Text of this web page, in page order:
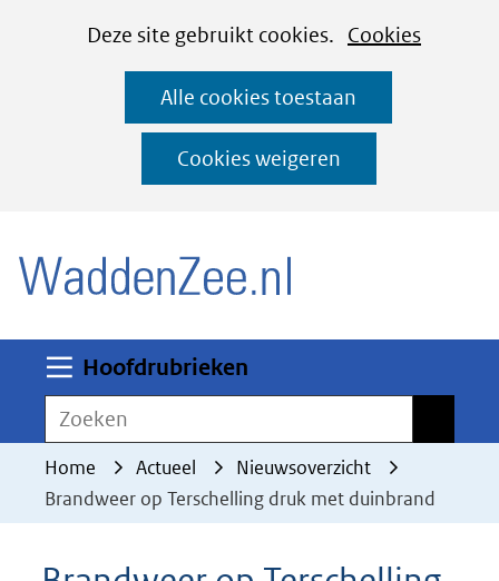
CookiesDeze site gebruikt cookies. Cookies
deze
worden
toegestaan
geweigerd.
Alle cookies toestaan
Cookies weigeren
Ga
naar
de
inhoud
Hoofdrubrieken
Zoeken
Home Actueel
Nieuwsoverzicht
Brandweer op Terschelling druk met duinbrand